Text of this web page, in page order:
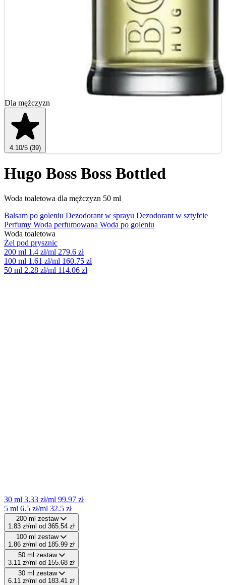
Dla mężczyzn
4.10/5 (39)
Hugo Boss Boss Bottled
Woda toaletowa dla mężczyzn 50 ml
Balsam po goleniu Dezodorant w sprayu Dezodorant w sztyfcie
Perfumy Woda perfumowana Woda po goleniu
Woda toaletowa
Żel pod prysznic
200 ml 1.4 zł/ml 279.6 zł
100 ml 1.61 zł/ml 160.75 zł
50 ml 2.28 zł/ml 114.06 zł
30 ml 3.33 zł/ml 99.97 zł
5 ml 6.5 zł/ml 32.5 zł
200 ml zestaw
1.83 zł/ml od 365.54 zł
100 ml zestaw
1.86 zł/ml od 185.99 zł
50 ml zestaw
3.11 zł/ml od 155.68 zł
30 ml zestaw
6.11 zł/ml od 183.41 zł